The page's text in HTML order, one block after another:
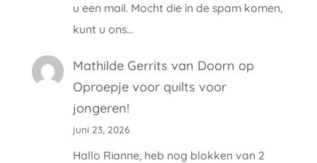
u een mail. Mocht die in de spam komen,
kunt u ons…
Mathilde Gerrits van Doorn op
Oproepje voor quilts voor
jongeren!
juni 23, 2026
Hallo Rianne, heb nog blokken van 2